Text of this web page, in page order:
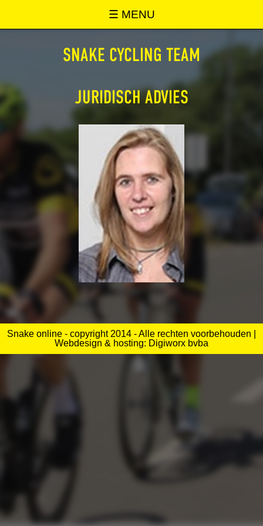
☰ MENU
SNAKE ONLINE
SNAKE CYCLING TEAM
JURIDISCH ADVIES
NANCY VANNUETEN
Snake online - copyright 2014 - Alle rechten voorbehouden |
Webdesign & hosting: Digiworx bvba